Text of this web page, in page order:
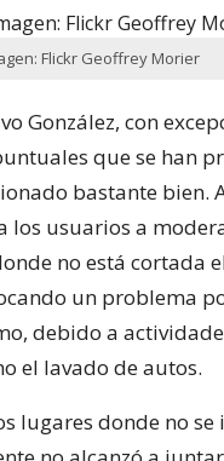
Flickr Geoffrey Morier
González, con
que se han
bastante bien.
los usuarios a
no está cortada
un problema
debido a
el lavado de autos.
lugares donde no